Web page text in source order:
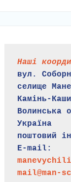
Наші
вул.
селище
Камінь-
Волинська
Україна
поштовий
E-mail:
mail@man-